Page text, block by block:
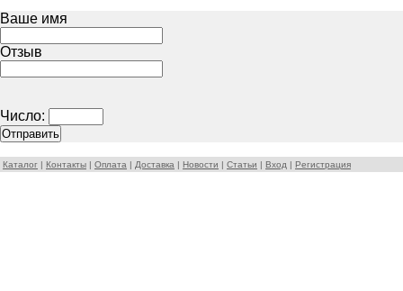
Ваше имя
Отзыв
Число:
Каталог | Контакты | Оплата | Доставка | Новости | Статьи | Вход | Регистрация